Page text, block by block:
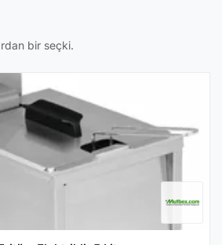
bir seçki.